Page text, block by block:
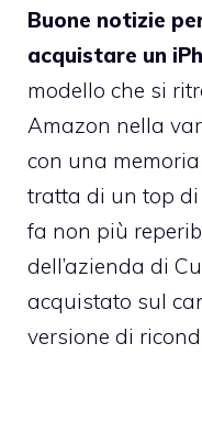
Buone notizie
acquistare un
modello che si
Amazon nella
con una
tratta di un top
fa non più
dell’azienda di
acquistato sul
versione di